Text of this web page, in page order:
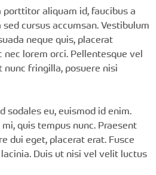
porttitor aliquam id, faucibus a
cursus accumsan. Vestibulum
neque quis, placerat
nec lorem orci. Pellentesque vel
nunc fringilla, posuere nisi
sodales eu, euismod id enim.
quis tempus nunc. Praesent
dui eget, placerat erat. Fusce
Duis ut nisi vel velit luctus